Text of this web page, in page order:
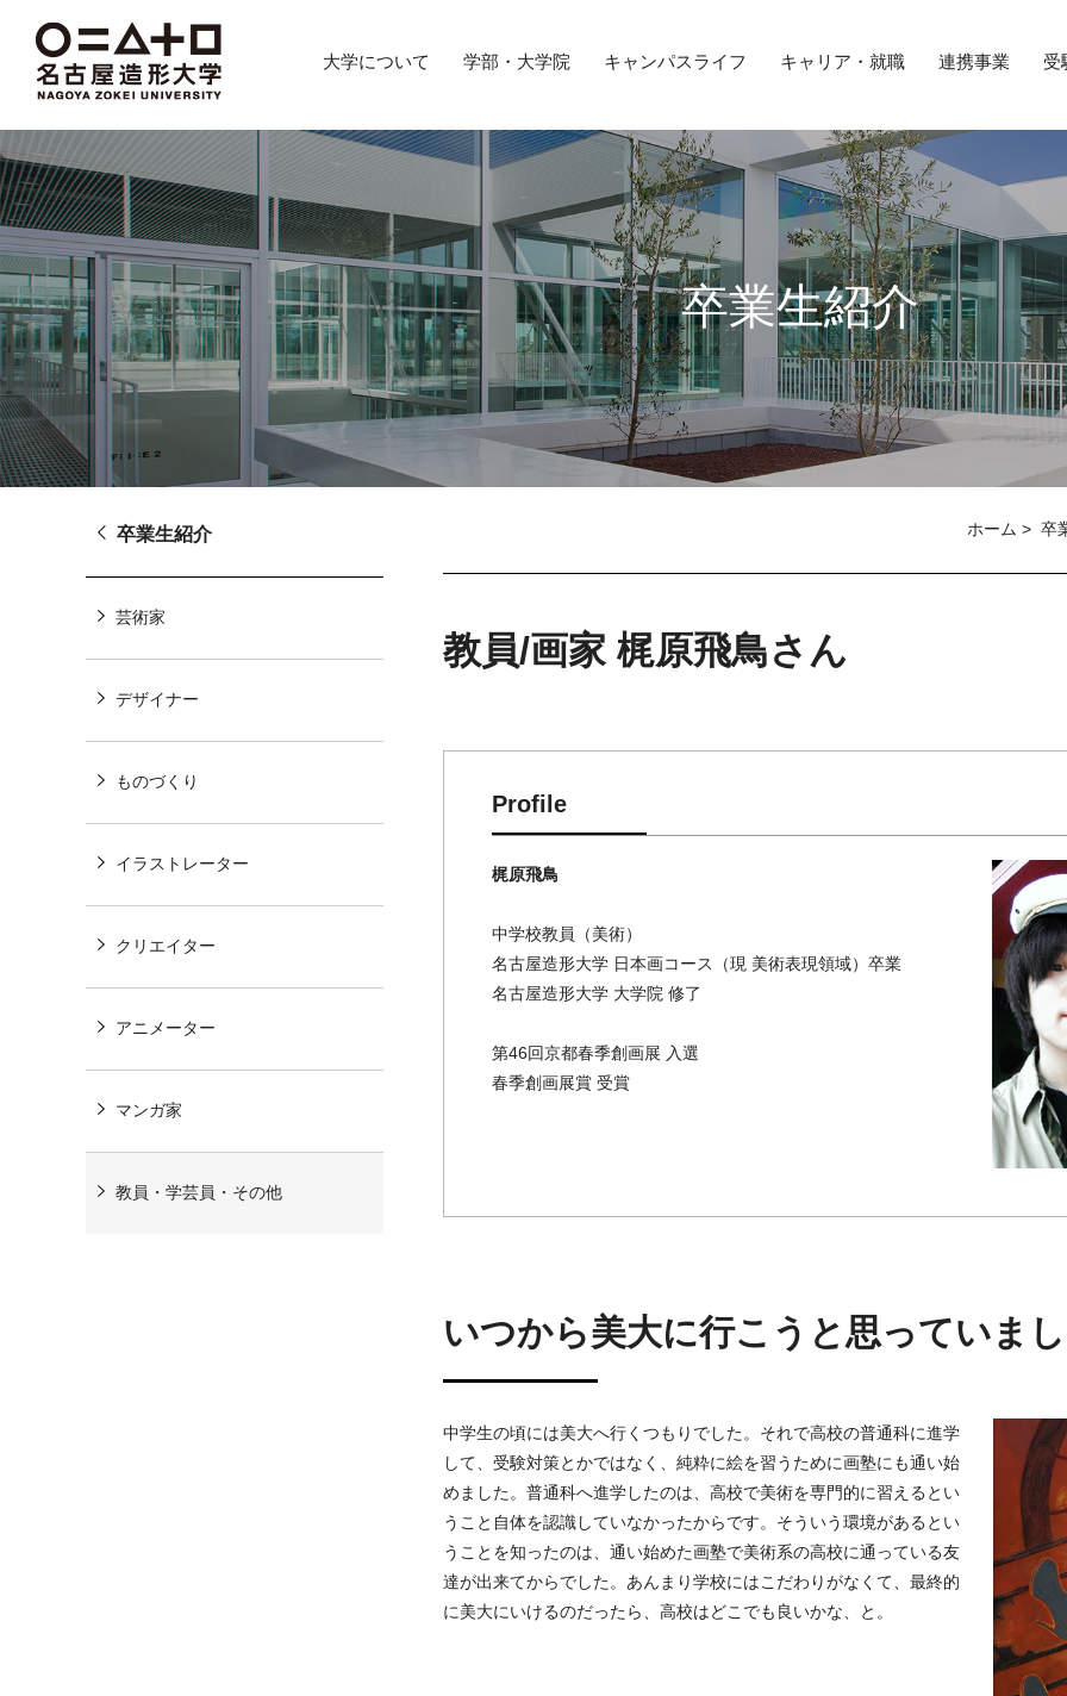
ル
ナ
ビ
ゲ
ー
シ
ョ
ン
へ
ナ
ビ
ゲ
ー
シ
ョ
ン
へ
へ
大学について 学部・大学院 キャンパスライフ キャリア・就職 連携事業 受
卒業生紹介
ホーム > 卒
教員/画家 梶原飛鳥さん
Profile
梶原飛鳥
中学校教員（美術）
名古屋造形大学 日本画コース（現 美術表現領域）卒業
名古屋造形大学 大学院 修了
第46回京都春季創画展 入選
春季創画展賞 受賞
いつから美大に行こうと思っていま
中学生の頃には美大へ行くつもりでした。それで高校の普通科に進学
して、受験対策とかではなく、純粋に絵を習うために画塾にも通い始
めました。普通科へ進学したのは、高校で美術を専門的に習えるとい
うこと自体を認識していなかったからです。そういう環境があるとい
うことを知ったのは、通い始めた画塾で美術系の高校に通っている友
達が出来てからでした。あんまり学校にはこだわりがなくて、最終的
に美大にいけるのだったら、高校はどこでも良いかな、と。
卒業生紹介
芸術家
デザイナー
ものづくり
イラストレーター
クリエイター
アニメーター
マンガ家
教員・学芸員・その他